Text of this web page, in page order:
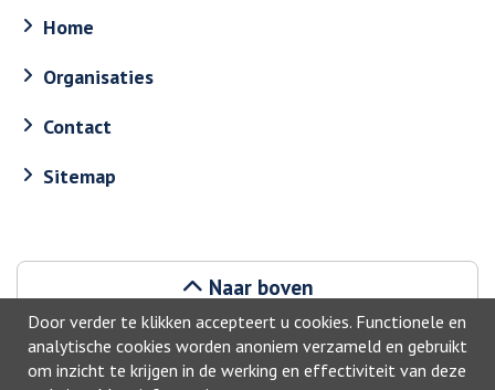
Door verder te klikken accepteert u cookies. Functionele en
analytische cookies worden anoniem verzameld en gebruikt
om inzicht te krijgen in de werking en effectiviteit van deze
Home
Organisaties
Contact
Sitemap
Naar boven